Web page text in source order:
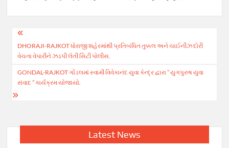
Post
navigation
DHORAJI-RAJKOT ધોરાજી શહેરમાંથી પ્રતિબંધિત તુક્કલ અને ચાઈનીઝ દોરી
વેચતા વેપારીને ઝડપી લેતી સિટી પોલીસ.
GONDAL-RAJKOT ગોંડલમાં સ્વામી વિવેકાનંદ યુવા કેન્દ્ર દ્વારા ” યુગપુરુષ યુવા
સંવાદ ” કાર્યક્રમ યોજાયો.
Latest News